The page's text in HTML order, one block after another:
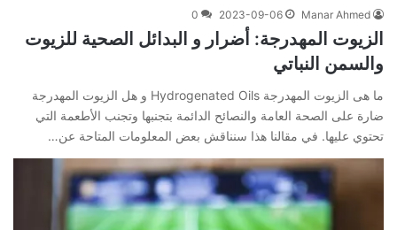
Manar Ahmed
2023-09-06
0
الزيوت المهدرجة: أضرار و البدائل الصحية للزيوت
والسمن النباتي
ما هى الزيوت المهدرجة Hydrogenated Oils و هل الزيوت المهدرجة
ضارة على الصحة العامة والنصائح الدائمة بتجنبها وتجنب الأطعمة التي
تحتوي عليها. في مقالنا هذا سنناقش بعض المعلومات المتاحة عن…